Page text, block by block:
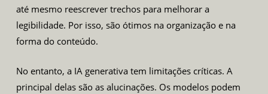
até mesmo reescrever trechos para melhorar a
legibilidade. Por isso, são ótimos na organização e na
forma do conteúdo.
No entanto, a IA generativa tem limitações críticas. A
principal delas são as alucinações. Os modelos podem